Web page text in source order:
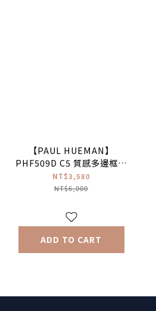
【PAUL HUEMAN】
PHF509D C5 質感多邊框光
學眼鏡
NT$3,580
NT$6,000
ADD TO CART